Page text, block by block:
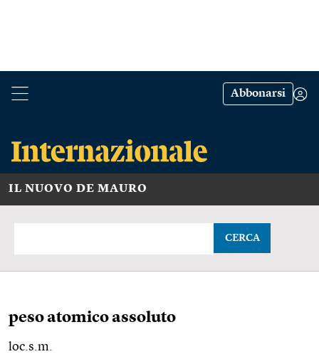
Abbonarsi
IL NUOVO DE MAURO
CERCA
peso atomico assoluto
loc.s.m.